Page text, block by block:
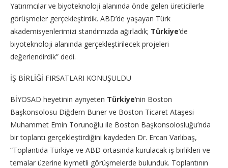
Yatırımcılar ve biyoteknoloji alanında önde gelen üreticilerle
görüşmeler gerçekleştirdik. ABD’de yaşayan Türk
akademisyenlerimizi standımızda ağırladık; Türkiye‘de
biyoteknoloji alanında gerçekleştirilecek projeleri
değerlendirdik” dedi.
İŞ BİRLİĞİ FIRSATLARI KONUŞULDU
BİYOSAD heyetinin ayrıyeten Türkiye‘nin Boston
Başkonsolosu Diğdem Buner ve Boston Ticaret Ataşesi
Muhammet Emin Torunoğlu ile Boston Başkonsolosluğu’nda
bir toplantı gerçekleştirdiğini kaydeden Dr. Ercan Varlıbaş,
“Toplantıda Türkiye ve ABD ortasında kurulacak iş birlikleri ve
temalar üzerine kıymetli görüşmelerde bulunduk. Toplantının